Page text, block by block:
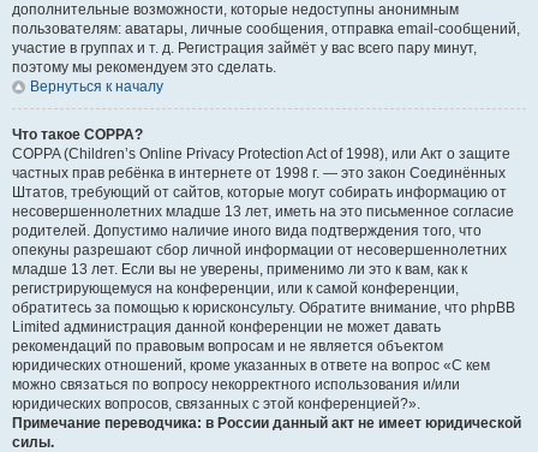
дополнительные возможности, которые недоступны анонимным
пользователям: аватары, личные сообщения, отправка email-сообщений,
участие в группах и т. д. Регистрация займёт у вас всего пару минут,
поэтому мы рекомендуем это сделать.
Вернуться к началу
Что такое COPPA?
COPPA (Children’s Online Privacy Protection Act of 1998), или Акт о защите
частных прав ребёнка в интернете от 1998 г. — это закон Соединённых
Штатов, требующий от сайтов, которые могут собирать информацию от
несовершеннолетних младше 13 лет, иметь на это письменное согласие
родителей. Допустимо наличие иного вида подтверждения того, что
опекуны разрешают сбор личной информации от несовершеннолетних
младше 13 лет. Если вы не уверены, применимо ли это к вам, как к
регистрирующемуся на конференции, или к самой конференции,
обратитесь за помощью к юрисконсульту. Обратите внимание, что phpBB
Limited администрация данной конференции не может давать
рекомендаций по правовым вопросам и не является объектом
юридических отношений, кроме указанных в ответе на вопрос «С кем
можно связаться по вопросу некорректного использования и/или
юридических вопросов, связанных с этой конференцией?».
Примечание переводчика: в России данный акт не имеет юридической
силы.